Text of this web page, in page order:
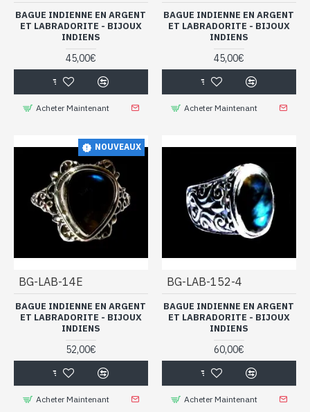
BAGUE INDIENNE EN ARGENT
ET LABRADORITE - BIJOUX
INDIENS
45,00€
Acheter Maintenant
BAGUE INDIENNE EN ARGENT
ET LABRADORITE - BIJOUX
INDIENS
45,00€
Acheter Maintenant
NOUVEAUX
BG-LAB-14E
BAGUE INDIENNE EN ARGENT
ET LABRADORITE - BIJOUX
INDIENS
52,00€
Acheter Maintenant
BG-LAB-152-4
BAGUE INDIENNE EN ARGENT
ET LABRADORITE - BIJOUX
INDIENS
60,00€
Acheter Maintenant